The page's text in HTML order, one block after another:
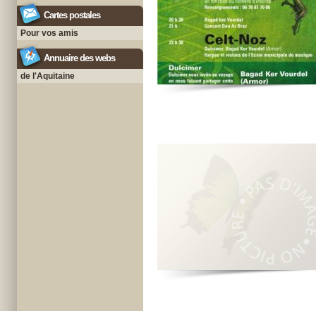
Cartes postales
Pour vos amis
Annuaire des webs
de l'Aquitaine